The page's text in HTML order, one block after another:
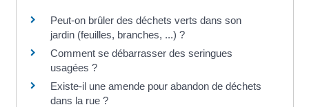
Peut-on brûler des déchets verts dans son
jardin (feuilles, branches, ...) ?
Comment se débarrasser des seringues
usagées ?
Existe-il une amende pour abandon de déchets
dans la rue ?